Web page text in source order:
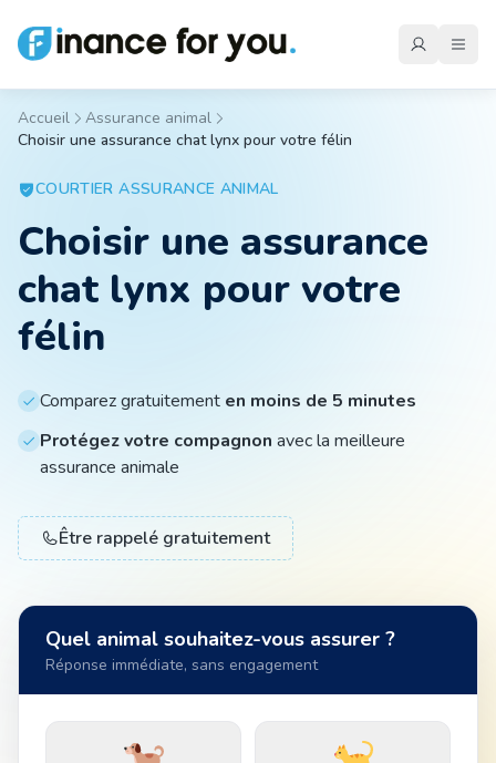
Mutuelle
Emprunteur
Moto
Habitation
Animal
Pro
Accueil
Assurance animal
Choisir une assurance chat lynx pour votre félin
COURTIERASSURANCE ANIMAL
Choisir une assurance
chat lynx pour votre
félin
Comparez gratuitement en moins de 5 minutes
Protégez votre compagnon avec la meilleure
assurance animale
Être rappelé gratuitement
Quel animal souhaitez-vous assurer ?
Réponse immédiate, sans engagement